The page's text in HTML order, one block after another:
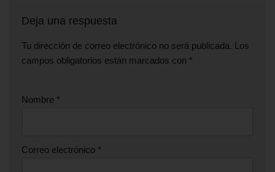
Deja una respuesta
Tu dirección de correo electrónico no será publicada. Los
campos obligatorios están marcados con *
Nombre *
Correo electrónico *